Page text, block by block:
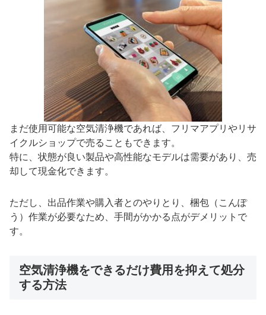
まだ使用可能な空気清浄機であれば、フリマアプリやリサ
イクルショップで売ることもできます。
特に、状態が良い製品や高性能なモデルは需要があり、売
却して現金化できます。
ただし、出品作業や購入者とのやりとり、梱包（こんぽ
う）作業が必要なため、手間がかかる点がデメリットで
す。
空気清浄機をできるだけ費用を抑えて処分
する方法